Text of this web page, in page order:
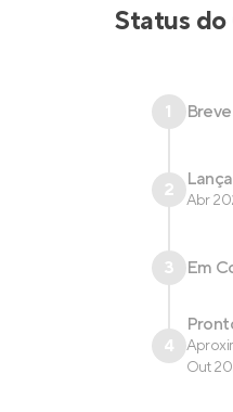
Status do
1
2 Abr
3 Em
4
Out